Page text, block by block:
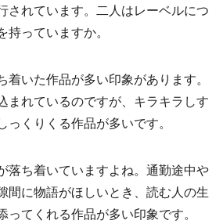
されています。二人はレーベルにつ
っていますか。
いた作品が多い印象があります。
まれているのですが、キラキラしす
くりくる作品が多いです。
落ち着いていますよね。通勤途中や
間に物語がほしいとき、読む人の生
てくれる作品が多い印象です。